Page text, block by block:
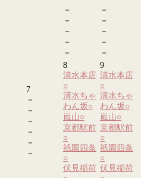
－
－
－
－
－
－
－
－
－
－
7
－
－
－
－
－
－
8
清水本店
○
清水ちゃ
わん坂○
嵐山○
京都駅前
○
祇園四条
○
伏見稲荷
9
清水本店
○
清水ちゃ
わん坂○
嵐山○
京都駅前
○
祇園四条
○
伏見稲荷